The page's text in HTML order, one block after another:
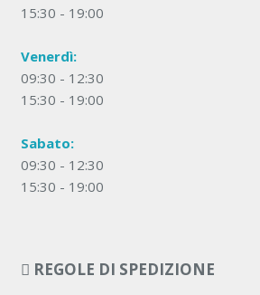
15:30 - 19:00
Venerdì:
09:30 - 12:30
15:30 - 19:00
Sabato:
09:30 - 12:30
15:30 - 19:00
REGOLE DI SPEDIZIONE